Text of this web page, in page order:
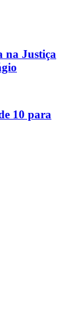
na Justiça
10 para